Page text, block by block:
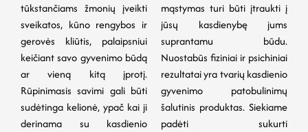
tūkstančiams žmonių įveikti
sveikatos, kūno rengybos ir
gerovės kliūtis, palaipsniui
keičiant savo gyvenimo būdą
ar vieną kitą įprotį.
Rūpinimasis savimi gali būti
sudėtinga kelionė, ypač kai ji
derinama su kasdienio
mąstymas turi būti įtraukti į
jūsų kasdienybę jums
suprantamu būdu.
Nuostabūs fiziniai ir psichiniai
rezultatai yra tvarių kasdienio
gyvenimo patobulinimų
šalutinis produktas. Siekiame
padėti sukurti